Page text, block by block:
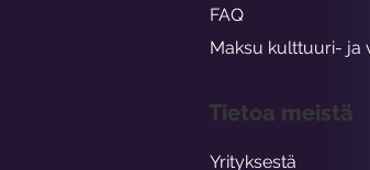
FAQ
Maksu kulttuuri- ja
Tietoa meistä
Yrityksestä